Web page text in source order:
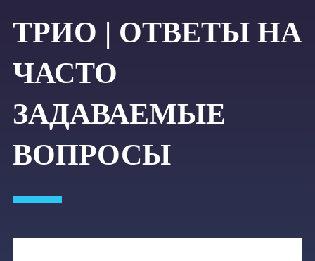
ТРИО | ОТВЕТЫ НА
ЧАСТО
ЗАДАВАЕМЫЕ
ВОПРОСЫ